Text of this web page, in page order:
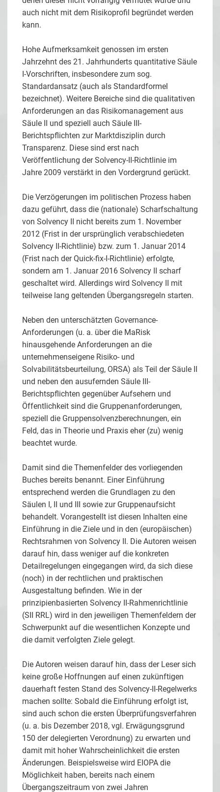
auch nicht mit dem Risikoprofil begründet werden
kann.
Hohe Aufmerksamkeit genossen im ersten
Jahrzehnt des 21. Jahrhunderts quantitative Säule
I-Vorschriften, insbesondere zum sog.
Standardansatz (auch als Standardformel
bezeichnet). Weitere Bereiche sind die qualitativen
Anforderungen an das Risikomanagement aus
Säule II und speziell auch Säule III-
Berichtspflichten zur Marktdisziplin durch
Transparenz. Diese sind erst nach
Veröffentlichung der Solvency-II-Richtlinie im
Jahre 2009 verstärkt in den Vordergrund gerückt.
Die Verzögerungen im politischen Prozess haben
dazu geführt, dass die (nationale) Scharfschaltung
von Solvency II nicht bereits zum 1. November
2012 (Frist in der ursprünglich verabschiedeten
Solvency II-Richtlinie) bzw. zum 1. Januar 2014
(Frist nach der Quick-fix-I-Richtlinie) erfolgte,
sondern am 1. Januar 2016 Solvency II scharf
geschaltet wird. Allerdings wird Solvency II mit
teilweise lang geltenden Übergangsregeln starten.
Neben den unterschätzten Governance-
Anforderungen (u. a. über die MaRisk
hinausgehende Anforderungen an die
unternehmenseigene Risiko- und
Solvabilitätsbeurteilung, ORSA) als Teil der Säule II
und neben den ausufernden Säule III-
Berichtspflichten gegenüber Aufsehern und
Öffentlichkeit sind die Gruppenanforderungen,
speziell die Gruppensolvenzberechnungen, ein
Feld, das in Theorie und Praxis eher (zu) wenig
beachtet wurde.
Damit sind die Themenfelder des vorliegenden
Buches bereits benannt. Einer Einführung
entsprechend werden die Grundlagen zu den
Säulen I, II und III sowie zur Gruppenaufsicht
behandelt. Vorangestellt ist diesen Inhalten eine
Einführung in die Ziele und in den (europäischen)
Rechtsrahmen von Solvency II. Die Autoren weisen
darauf hin, dass weniger auf die konkreten
Detailregelungen eingegangen wird, da sich diese
(noch) in der rechtlichen und praktischen
Ausgestaltung befinden. Wie in der
prinzipienbasierten Solvency II-Rahmenrichtlinie
(SII RRL) wird in den jeweiligen Themenfeldern der
Schwerpunkt auf die wesentlichen Konzepte und
die damit verfolgten Ziele gelegt.
Die Autoren weisen darauf hin, dass der Leser sich
keine große Hoffnungen auf einen zukünftigen
dauerhaft festen Stand des Solvency-II-Regelwerks
machen sollte: Sobald die Einführung erfolgt ist,
sind auch schon die ersten Überprüfungsverfahren
(u. a. bis Dezember 2018, vgl. Erwägungsgrund
150 der delegierten Verordnung) zu erwarten und
damit mit hoher Wahrscheinlichkeit die ersten
Änderungen. Beispielsweise wird EIOPA die
Möglichkeit haben, bereits nach einem
Übergangszeitraum von zwei Jahren